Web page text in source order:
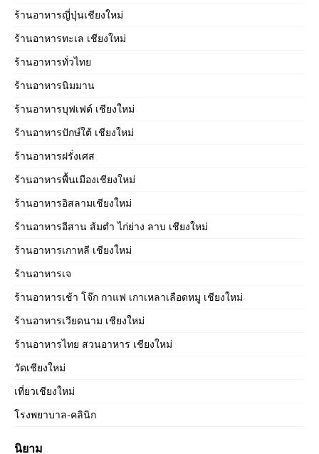
ร้านอาหารญี่ปุ่นเชียงใหม่
ร้านอาหารทะเล เชียงใหม่
ร้านอาหารทั่วไทย
ร้านอาหารนิมมาน
ร้านอาหารบุฟเฟต์ เชียงใหม่
ร้านอาหารปักษ์ใต้ เชียงใหม่
ร้านอาหารฝรั่งเศส
ร้านอาหารพื้นเมืองเชียงใหม่
ร้านอาหารอิสลามเชียงใหม่
ร้านอาหารอีสาน ส้มตำ ไก่ย่าง ลาบ เชียงใหม่
ร้านอาหารเกาหลี เชียงใหม่
ร้านอาหารเจ
ร้านอาหารเช้า โจ๊ก กาแฟ เกาเหลาเลือดหมู เชียงใหม่
ร้านอาหารเวียดนาม เชียงใหม่
ร้านอาหารไทย สวนอาหาร เชียงใหม่
วัดเชียงใหม่
เที่ยวเชียงใหม่
โรงพยาบาล-คลินิก
นิยาม